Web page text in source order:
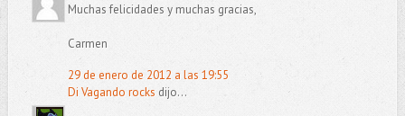
Muchas felicidades y muchas gracias,
Carmen
29 de enero de 2012 a las 19:55
Di Vagando rocks dijo...